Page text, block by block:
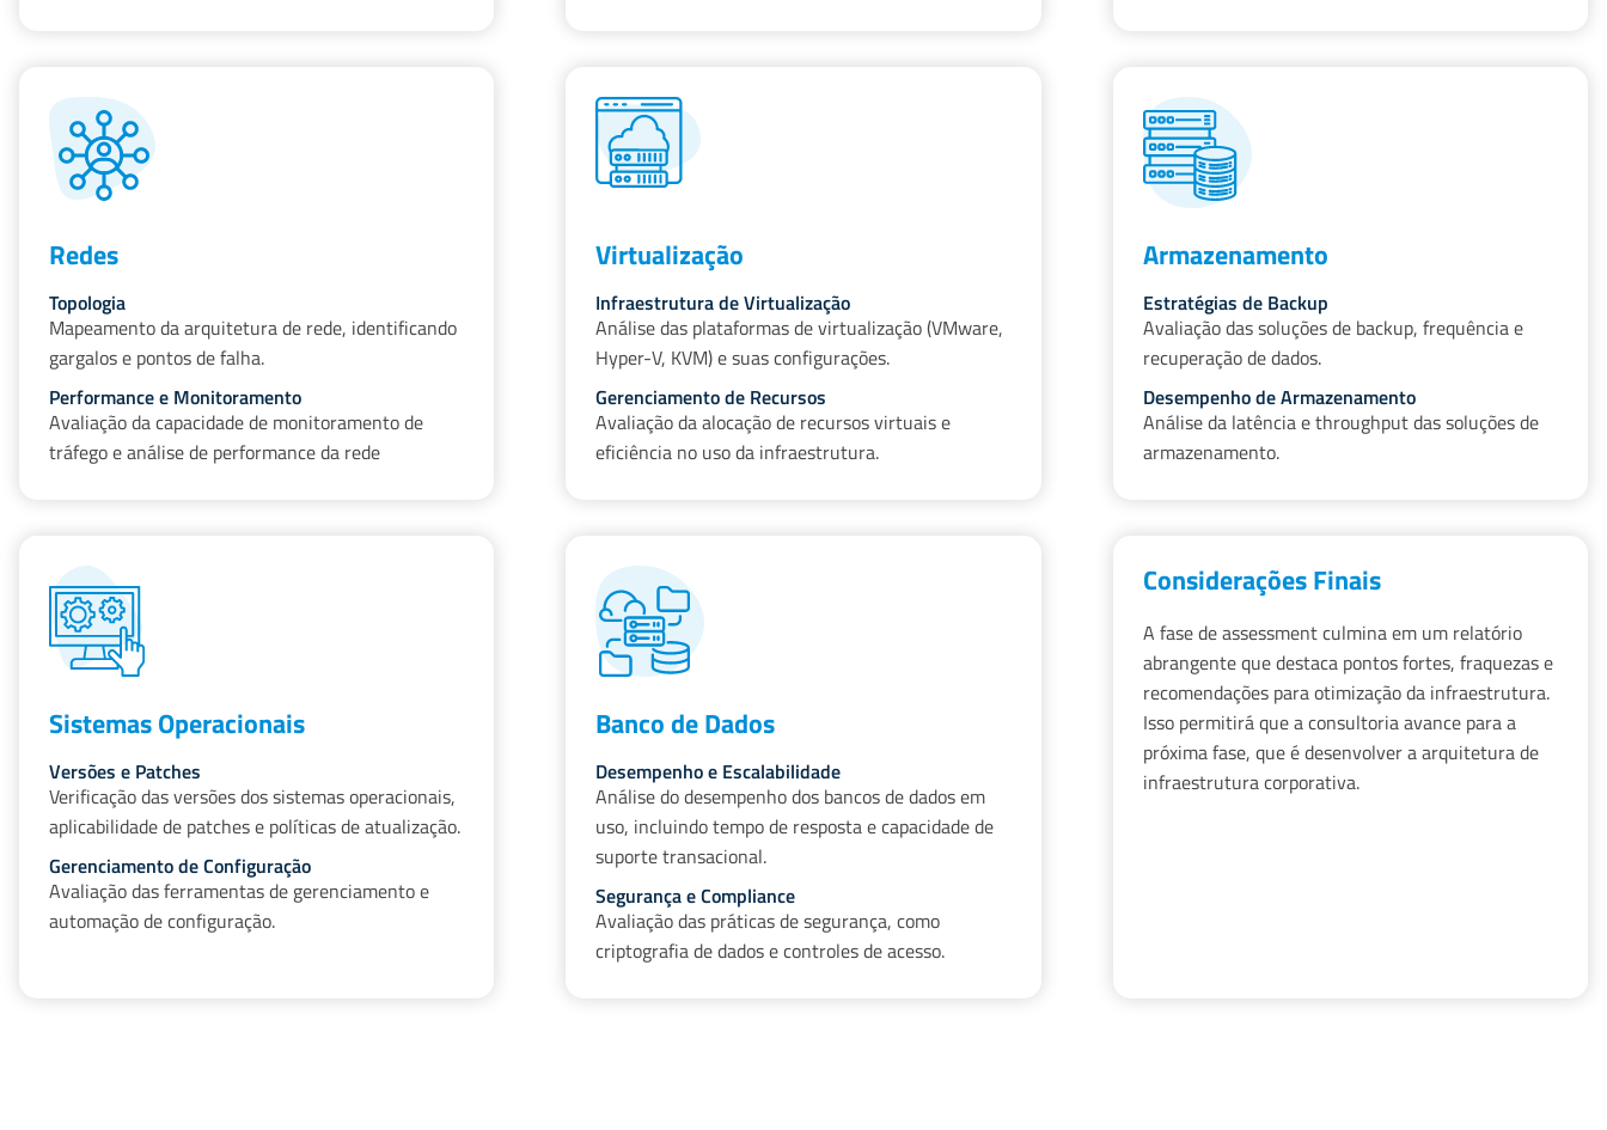
Redes
Topologia
Mapeamento da arquitetura de rede, identificando
gargalos e pontos de falha.
Performance e Monitoramento
Avaliação da capacidade de monitoramento de
tráfego e análise de performance da rede
Virtualização
Infraestrutura de Virtualização
Análise das plataformas de virtualização (VMware,
Hyper-V, KVM) e suas configurações.
Gerenciamento de Recursos
Avaliação da alocação de recursos virtuais e
eficiência no uso da infraestrutura.
Armazenamento
Estratégias de Backup
Avaliação das soluções de backup, frequência e
recuperação de dados.
Desempenho de Armazenamento
Análise da latência e throughput das soluções de
armazenamento.
Sistemas Operacionais
Versões e Patches
Verificação das versões dos sistemas operacionais,
aplicabilidade de patches e políticas de atualização.
Gerenciamento de Configuração
Avaliação das ferramentas de gerenciamento e
automação de configuração.
Banco de Dados
Desempenho e Escalabilidade
Análise do desempenho dos bancos de dados em
uso, incluindo tempo de resposta e capacidade de
suporte transacional.
Segurança e Compliance
Avaliação das práticas de segurança, como
criptografia de dados e controles de acesso.
Considerações Finais
A fase de assessment culmina em um relatório
abrangente que destaca pontos fortes, fraquezas e
recomendações para otimização da infraestrutura.
Isso permitirá que a consultoria avance para a
próxima fase, que é desenvolver a arquitetura de
infraestrutura corporativa.